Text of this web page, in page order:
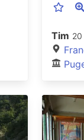
Tim 20